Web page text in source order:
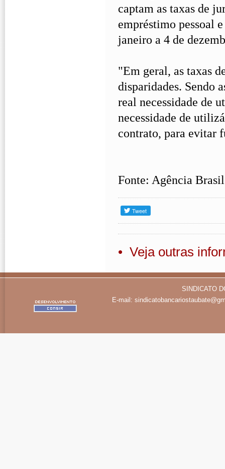
captam as taxas de
empréstimo pessoal
janeiro a 4 de
"Em geral, as taxas
disparidades. Sendo
real necessidade de
necessidade de
contrato, para evitar
Fonte: Agência Brasil
• Veja outras
SINDICATO
E-mail: